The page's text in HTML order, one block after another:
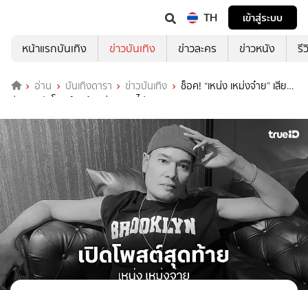
TH
เข้าสู่ระบบ
หน้าแรกบันเทิง
ข่าวบันเทิง ข่าวละคร ข่าวหนัง รี
อ่าน บันเทิงดารา ข่าวบันเทิง
ช็อค! “เหน่ง เหม่งจ๋าย” เสีย
ชีวิต‼..เปิดโพสต์สุดท้ายก่อนจากไป